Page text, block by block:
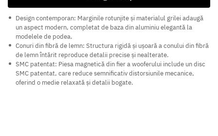
Design contemporan: Marginile rotunjite și materialul grilei adaugă
un aspect modern, completat de baza din aluminiu elegantă la
modelele de podea.
Conuri din fibră de lemn: Structura rigidă și ușoară a conului din fibră
de lemn întărit reproduce detalii precise și nealterate.
SMC patentat: Piesa magnetică din fier a wooferului include un disc
SMC patentat, care reduce semnificativ distorsiunile mecanice,
oferind o medie relaxată și detalii bogate.